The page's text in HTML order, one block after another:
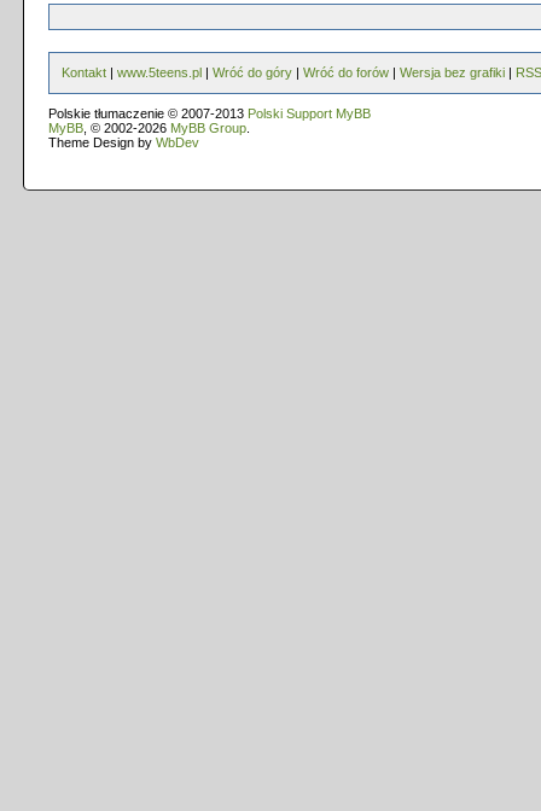
Kontakt | www.5teens.pl | Wróć do góry | Wróć do forów | Wersja bez grafiki | RSS
Polskie tłumaczenie © 2007-2013 Polski Support MyBB
MyBB , © 2002-2026 MyBB Group
Theme Design by WbDev